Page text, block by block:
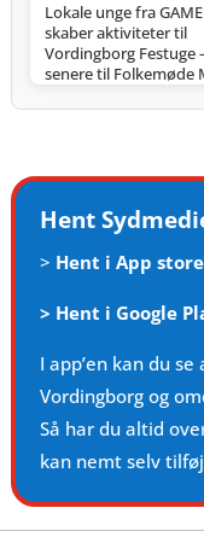
Lokale unge fra GAME
skaber aktiviteter til
Vordingborg Festuge
senere til Folkemøde
Hent
> Hent i App store
> Hent i Google
I app’en kan du
Vordingborg og
Så har du altid
kan nemt selv